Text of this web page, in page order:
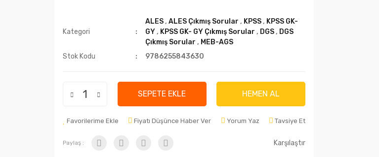
Kategori
ALES,ALES Çıkmış Sorular , KPSS, KPSS GK-
GY, KPSS GK- GY Çıkmış Sorular , DGS, DGS
Çıkmış Sorular , MEB-AGS
Stok Kodu
9786255843630
SEPETE EKLE HEMEN AL
Favorilerime Ekle Fiyatı Düşünce Haber Ver Yorum Yaz Tavsiye Et
Paylaş : Karşılaştır